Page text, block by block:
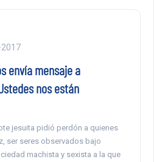
envía mensaje a
nos están
jesuita pidió perdón a quienes
ser seres observados bajo
machista y sexista a la que